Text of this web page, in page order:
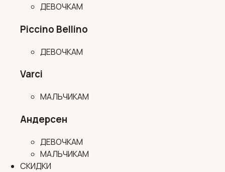
ДЕВОЧКАМ
Piccino Bellino
ДЕВОЧКАМ
Varci
МАЛЬЧИКАМ
Андерсен
ДЕВОЧКАМ
МАЛЬЧИКАМ
СКИДКИ